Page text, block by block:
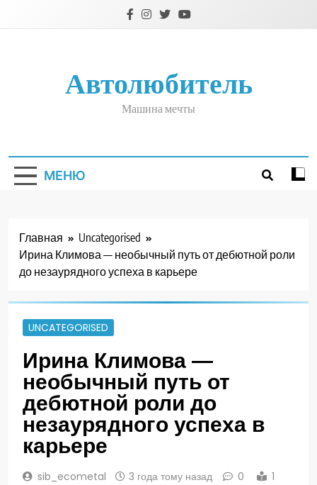
Автолюбитель
Машина мечты
МЕНЮ
Главная
Uncategorised
Ирина Климова — необычный путь от дебютной роли
до незаурядного успеха в карьере
UNCATEGORISED
Ирина Климова —
необычный путь от
дебютной роли до
незаурядного успеха в
карьере
sib_ecometal 3 года тому назад 0
1